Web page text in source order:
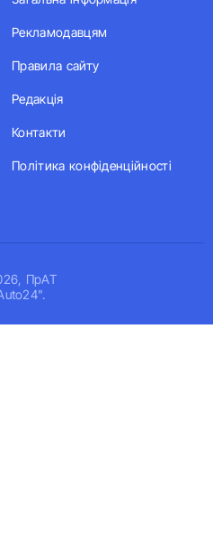
ПрАТ
Рекламодавцям
Правила сайту
Редакція
Контакти
Політика конфіденційності